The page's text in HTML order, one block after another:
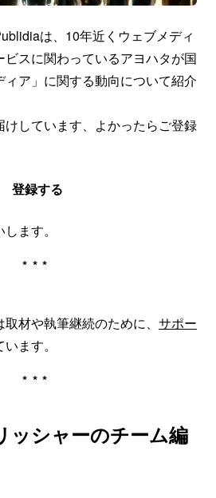
は、10年近くウェブメディ
スに関わっているアヨハタが国
ア」に関する動向について紹介
しています、よかったらご登録
登録する
ます。
***
材や執筆継続のために、 サポー
ます。
***
ッシャーのチーム編